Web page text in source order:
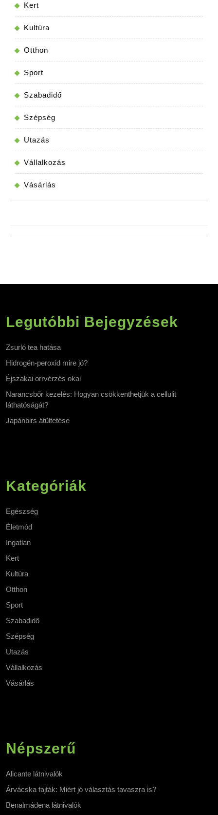
Kert
Kultúra
Otthon
Sport
Szabadidő
Szépség
Utazás
Vállalkozás
Vásárlás
Legutóbbi Bejegyzések
Zsurló tea hatása
Hidrogén-peroxid mire jó?
Éjszakai orrvérzés okai
Narancsbőr kezelés: Hogyan csökkenthetjük a cellulit
láthatóságát?
Japánbirs átültetése
Kategóriák
Egészség
Életmód
Ingatlan
Kert
Kultúra
Otthon
Sport
Szabadidő
Szépség
Utazás
Vállalkozás
Vásárlás
Népszerű
Alicante látnivalók
Árvácska fajták: Miért jó választás tavaszra is?
Benalmádena látnivalók